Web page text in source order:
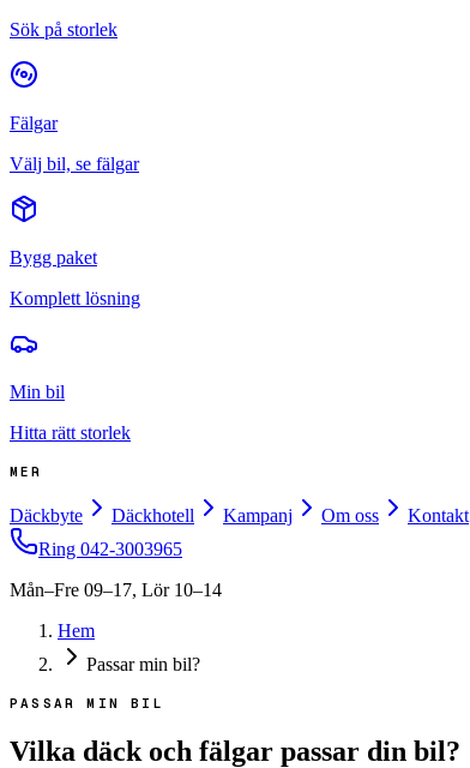
Sök på storlek
Fälgar
Välj bil, se fälgar
Bygg paket
Komplett lösning
Min bil
Hitta rätt storlek
MER
Däckbyte Däckhotell Kampanj Om oss
Kontakt
Ring 042-3003965
Mån–Fre 09–17, Lör 10–14
Hem
Passar min bil?
PASSAR MIN BIL
Vilka däck och fälgar passar din bil?